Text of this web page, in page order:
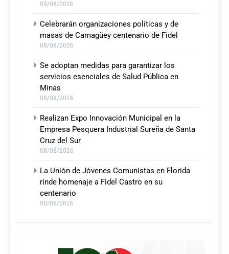
09/08/2026
Celebrarán organizaciones políticas y de
masas de Camagüey centenario de Fidel
08/08/2026
Se adoptan medidas para garantizar los
servicios esenciales de Salud Pública en
Minas
08/08/2026
Realizan Expo Innovación Municipal en la
Empresa Pesquera Industrial Sureña de Santa
Cruz del Sur
08/08/2026
La Unión de Jóvenes Comunistas en Florida
rinde homenaje a Fidel Castro en su
centenario
08/08/2026